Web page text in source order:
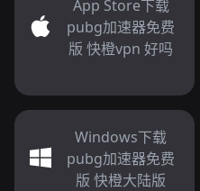
App Store下载
pubg加速器免费
版 快橙vpn 好吗
Windows下载
pubg加速器免费
版 快橙大陆版